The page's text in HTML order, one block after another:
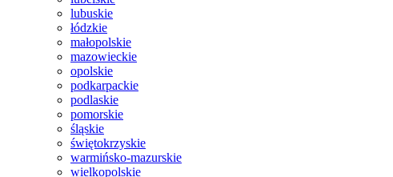
lubuskie
łódzkie
małopolskie
mazowieckie
opolskie
podkarpackie
podlaskie
pomorskie
śląskie
świętokrzyskie
warmińsko-mazurskie
wielkopolskie